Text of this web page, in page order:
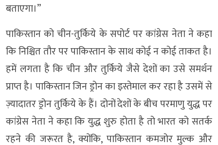
बताएगा।”
पाकिस्तान को चीन-तुर्किये के सपोर्ट पर कांग्रेस नेता ने कहा
कि निश्चित तौर पर पाकिस्तान के साथ कोई न कोई ताकत है।
हमें लगता है कि चीन और तुर्किये जैसे देशों का उसे समर्थन
प्राप्त है। पाकिस्तान जिन ड्रोन का इस्तेमाल कर रहा है उसमें से
ज़्यादातर ड्रोन तुर्किये के हैं। दोनों देशों के बीच परमाणु युद्ध पर
कांग्रेस नेता ने कहा कि युद्ध शुरु होता है तो भारत को सतर्क
रहने की जरूरत है, क्योंकि, पाकिस्तान कमजोर मुल्क और